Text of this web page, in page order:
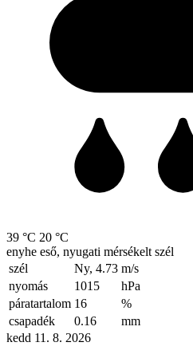
39 °C 20 °C
enyhe eső, nyugati mérsékelt szél
szél
Ny, 4.73 m/s
nyomás
1015
hPa
páratartalom 16
%
csapadék
0.16
mm
kedd 11. 8. 2026